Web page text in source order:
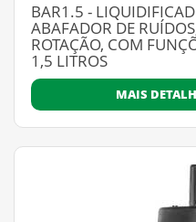
BAR1.5 -
ABAFADOR DE
ROTAÇÃO, COM
1,5 LITROS
MAIS